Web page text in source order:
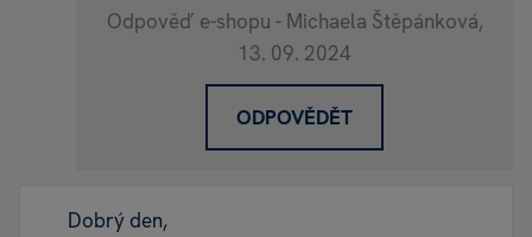
Odpověď e-shopu - Michaela Štěpánková,
13. 09. 2024
ODPOVĚDĚT
Dobrý den,